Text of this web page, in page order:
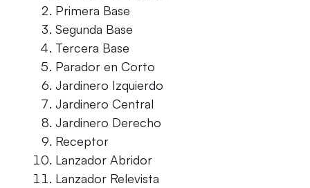
Primera Base
Segunda Base
Tercera Base
Parador en Corto
Jardinero Izquierdo
Jardinero Central
Jardinero Derecho
Receptor
Lanzador Abridor
Lanzador Relevista